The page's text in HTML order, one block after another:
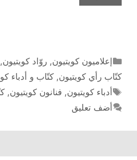
عبد
المسرح
الكويتي
التصنيفات
إعلاميون كويتيون, روّاد كويتيون,
كتّاب رأي كويتيون, كتّاب و أدباء
الوسوم
أدباء كويتيون, فنانون كويتيون,
أضف تعليق